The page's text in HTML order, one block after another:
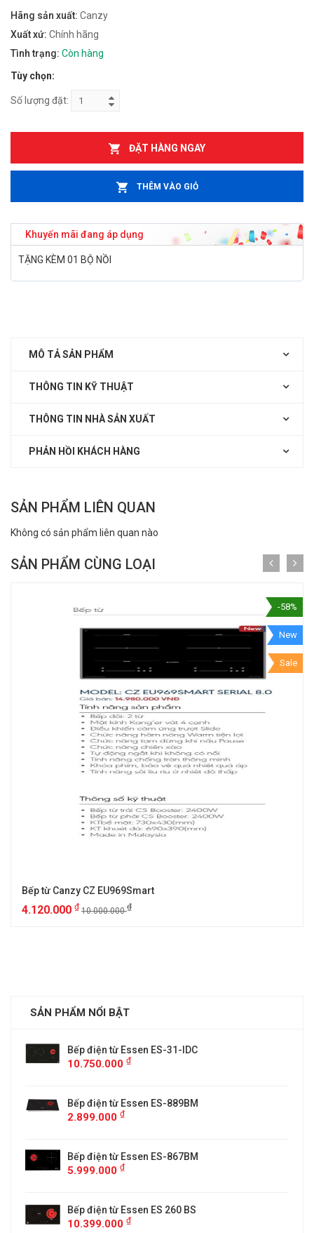
Hãng sản xuất: Canzy
Xuất xứ: Chính hãng
Tình trạng: Còn hàng
Tùy chọn:
Số lượng đặt:
ĐẶT HÀNG NGAY
THÊM VÀO GIỎ
Khuyến mãi đang áp dụng
TẶNG KÈM 01 BỘ NỒI
MÔ TẢ SẢN PHẨM
THÔNG TIN KỸ THUẬT
THÔNG TIN NHÀ SẢN XUẤT
PHẢN HỒI KHÁCH HÀNG
SẢN PHẨM LIÊN QUAN
Không có sản phẩm liên quan nào
SẢN PHẨM CÙNG LOẠI
-58%
New
Sale
Bếp từ Canzy CZ EU969Smart
4.120.000 ₫ 10.000.000₫
SẢN PHẨM NỔI BẬT
Bếp điện từ Essen ES-31-IDC
10.750.000 ₫
Bếp điện từ Essen ES-889BM
2.899.000 ₫
Bếp điện từ Essen ES-867BM
5.999.000 ₫
Bếp điện từ Essen ES 260 BS
10.399.000 ₫